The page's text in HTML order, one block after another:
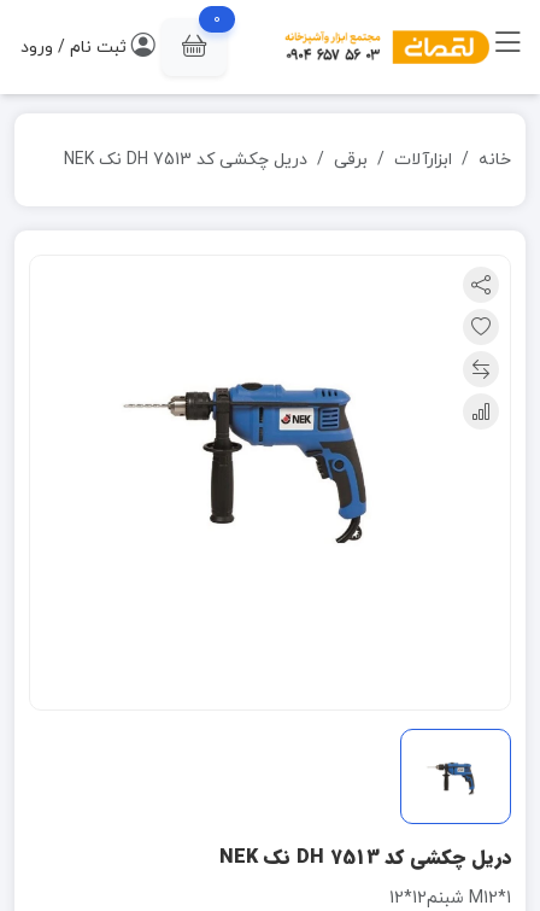
0
ثبت نام / ورود
خانه ابزارآلات برقی دریل چکشی کد DH 7513 نک NEK
دریل چکشی کد DH 7513 نک NEK
1*M12 شبنم12*12